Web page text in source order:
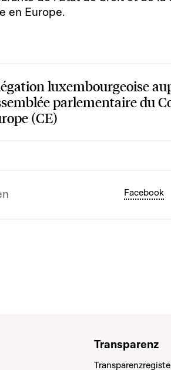
en Europe.
luxembourgeoise
parlementaire du
(CE)
Facebook
Transparenz